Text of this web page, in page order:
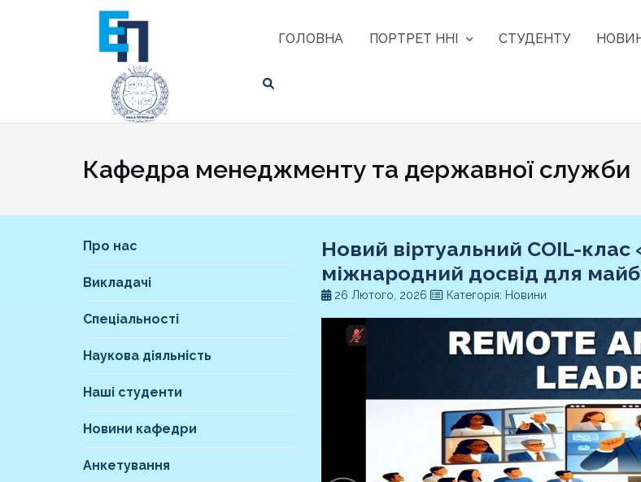
ГОЛОВНА ПОРТРЕТ ННІ СТУДЕНТУ
Кафедра менеджменту та державної служби
Про нас
Викладачі
Спеціальності
Наукова діяльність
Наші студенти
Новини кафедри
Анкетування
Новий віртуальний COIL-
міжнародний досвід для
26 Лютого, 2026 Категорія: Новини